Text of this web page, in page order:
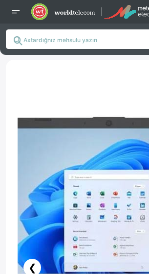
❮